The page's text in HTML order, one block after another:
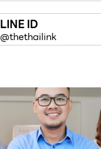
LINE ID
@thethailink